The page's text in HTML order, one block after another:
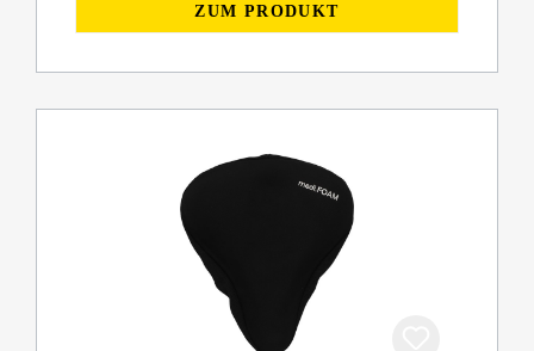
ZUM PRODUKT